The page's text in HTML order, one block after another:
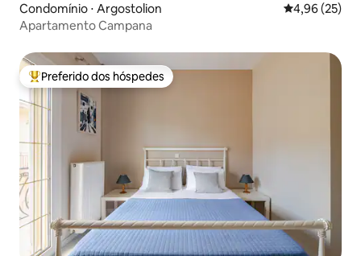
Condomínio ⋅ Argostolion 4,96 de uma
4,96 (25)
Apartamento Campana
Entre os melhores preferidos dos hóspedes
Preferido dos hóspedes